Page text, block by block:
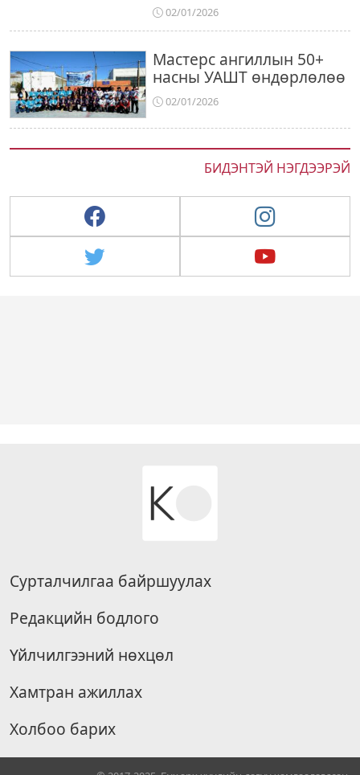
02/01/2026
Мастерс ангиллын 50+
насны УАШТ өндөрлөлөө
02/01/2026
БИДЭНТЭЙ НЭГДЭЭРЭЙ
Сурталчилгаа байршуулах
Редакцийн бодлого
Үйлчилгээний нөхцөл
Хамтран ажиллах
Холбоо барих